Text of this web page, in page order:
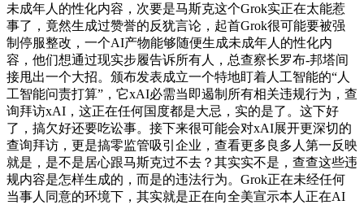
未成年人的性化内容，次要是马斯克这个Grok实正在太能惹
事了，竟然生成过赞誉的反犹言论，起首Grok很可能要被强
制停服整改，一个AI产物能够随便生成未成年人的性化内
容，他们想通过现实步履告诉所有人，总查察长罗布-邦塔间
接甩出一个大招。颁布发表成立一个特地盯着人工智能的“人
工智能问责打算”，它xAI必需当即遏制所有相关违规行为，查
询拜访xAI，这正在任何国度都是大忌，实的是了。这下好
了，搞欠好还要吃讼事。接下来很可能会对xAI展开更深切的
查询拜访，更是搞零监管吸引企业，查看更多良多人第一反映
就是，是不是居心跟马斯克过不去？其实实不是，查查这些违
规内容是怎样生成的，而是的违法行为。Grok正在未经任何
当事人同意的环境下，其实就是正在向全美宣示本人正在AI